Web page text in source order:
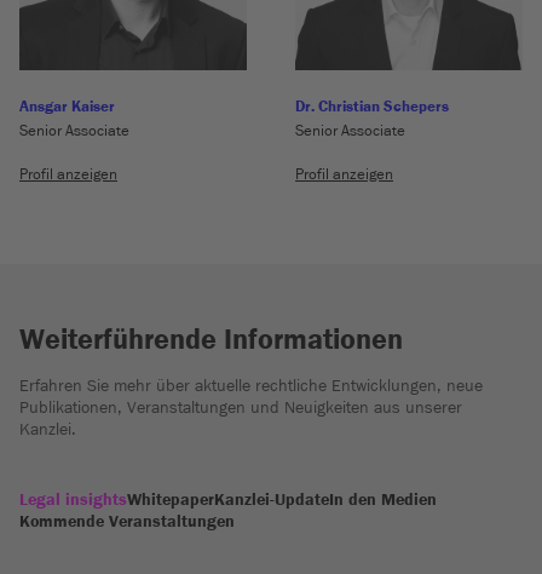
Ansgar Kaiser
Senior Associate
Profil anzeigen
Dr. Christian Schepers
Senior Associate
Profil anzeigen
Weiterführende Informationen
Erfahren Sie mehr über aktuelle rechtliche Entwicklungen, neue
Publikationen, Veranstaltungen und Neuigkeiten aus unserer
Kanzlei.
Legal insightsWhitepaperKanzlei-UpdateIn den Medien
Kommende Veranstaltungen